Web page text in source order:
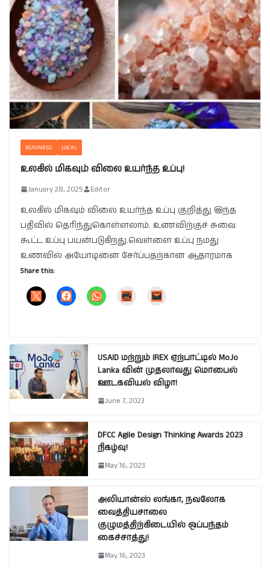
BUSINESS LOCAL
உலகில் மிகவும் விலை உயர்ந்த உப்பு!
January 28, 2025 Editor
உலகில் மிகவும் விலை உயர்ந்த உப்பு குறித்து இந்த
பதிவில் தெரிந்துகொள்ளலாம். உணவிற்குச் சுவை
கூட்ட உப்பு பயன்படுகிறது.வெள்ளை உப்பு நமது
உணவில் அயோடினை சேர்ப்பதற்கான ஆதாரமாக
Share this:
USAID மற்றும் IREX ஏற்பாட்டில் MoJo
Lanka வின் முதலாவது மொபைல்
ஊடகவியல் விழா!
June 7, 2023
DFCC Agile Design Thinking Awards 2023
நிகழ்வு!
May 16, 2023
அலியான்ஸ் லங்கா, நவலோக
வைத்தியசாலை
குழுமத்திற்கிடையில் ஒப்பந்தம்
கைச்சாத்து!
May 16, 2023